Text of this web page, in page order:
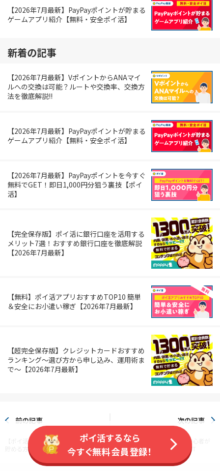
【2026年7月最新】PayPayポイントが貯まる
ゲームアプリ紹介【無料・安全ポイ活】
新着の記事
【2026年7月最新】VポイントからANAマイ
ルへの交換は可能？ルートや交換率、交換方
法を徹底解説!!
【2026年7月最新】PayPayポイントが貯まる
ゲームアプリ紹介【無料・安全ポイ活】
【2026年7月最新】PayPayポイントを今すぐ
無料でGET！即日1,000円分狙う裏技【ポイ
活】
【完全保存版】ポイ活に銀行口座を活用する
メリット7選！おすすめ銀行口座を徹底解説
【2026年7月最新】
【無料】ポイ活アプリおすすめTOP10 簡単
＆安全にお小遣い稼ぎ【2026年7月最新】
【超完全保存版】クレジットカードおすすめ
ランキング～選び方から申し込み、運用術ま
で～【2026年7月最新】
前の記事
【ポイ活】dポイントを簡単でお得に
貯める方法7選
次の記事
ポイ活ユーザーおすすめ！初心者が
無料で簡単にdポイントをGET
ポイ活するなら
今すぐ無料会員登録！